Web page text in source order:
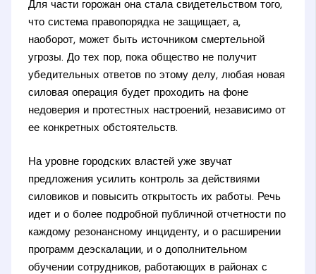
Для части горожан она стала свидетельством того,
что система правопорядка не защищает, а,
наоборот, может быть источником смертельной
угрозы. До тех пор, пока общество не получит
убедительных ответов по этому делу, любая новая
силовая операция будет проходить на фоне
недоверия и протестных настроений, независимо от
ее конкретных обстоятельств.
На уровне городских властей уже звучат
предложения усилить контроль за действиями
силовиков и повысить открытость их работы. Речь
идет и о более подробной публичной отчетности по
каждому резонансному инциденту, и о расширении
программ деэскалации, и о дополнительном
обучении сотрудников, работающих в районах с